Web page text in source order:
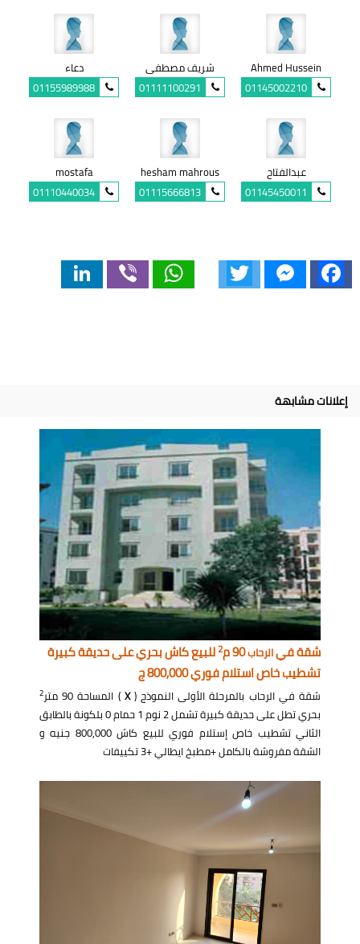
Ahmed Hussein
01145002210
شريف مصطفى
01111100291
دعاء
01155989988
عبدالفتاح
01145450011
hesham mahrous
01115666813
mostafa
01110440034
Facebook
Messenger
WhatsApp
إعلانات مشابهة
شقة فيالرحاب90 م 2للبيع كاش بحري على حديقة كبيرة
تشطيب خاص استلام فوري 800,000 ج
شقة في الرحاب بالمرحلة الأولى النموذج (X ) المساحة 90 متر 2
بحري تطل على حديقة كبيرة تشمل 2 نوم 1 حمام 0 بلكونة بالطابق
الثاني تشطيب خاص إستلام فوري للبيع كاش 800,000 جنيه و
الشقة مفروشة بالكامل +مطبخ ايطالي +3 تكييفات